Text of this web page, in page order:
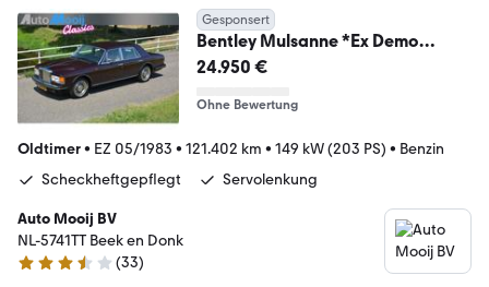
Gesponsert
Bentley Mulsanne *Ex Demo
AutoRai 1983* Nr 29/180 / Orig
24.950 €
Ohne Bewertung
Oldtimer• EZ 05/1983 • 121.402 km • 149 kW (203 PS) • Benzin
Scheckheftgepflegt
Servolenkung
Auto Mooij BV
NL-5741TT Beek en Donk
3.7 Sterne
(33)